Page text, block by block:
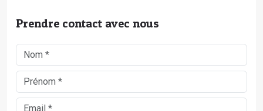
Prendre contact avec nous